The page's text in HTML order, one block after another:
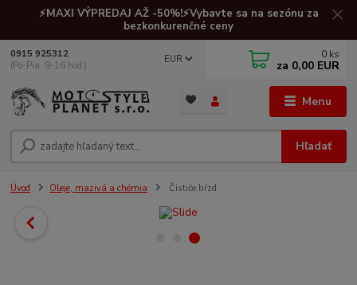
⚡MAXI VÝPREDAJ AŽ -50%!⚡Vybavte sa na sezónu za
bezkonkurenčné ceny
Menu
EUR
Hľadať
0915 925312
(Po-Pia, 9-16 hod.)
0 ks
za 0,00 EUR
Úvod Oleje, mazivá a chémia Čističe bŕzd